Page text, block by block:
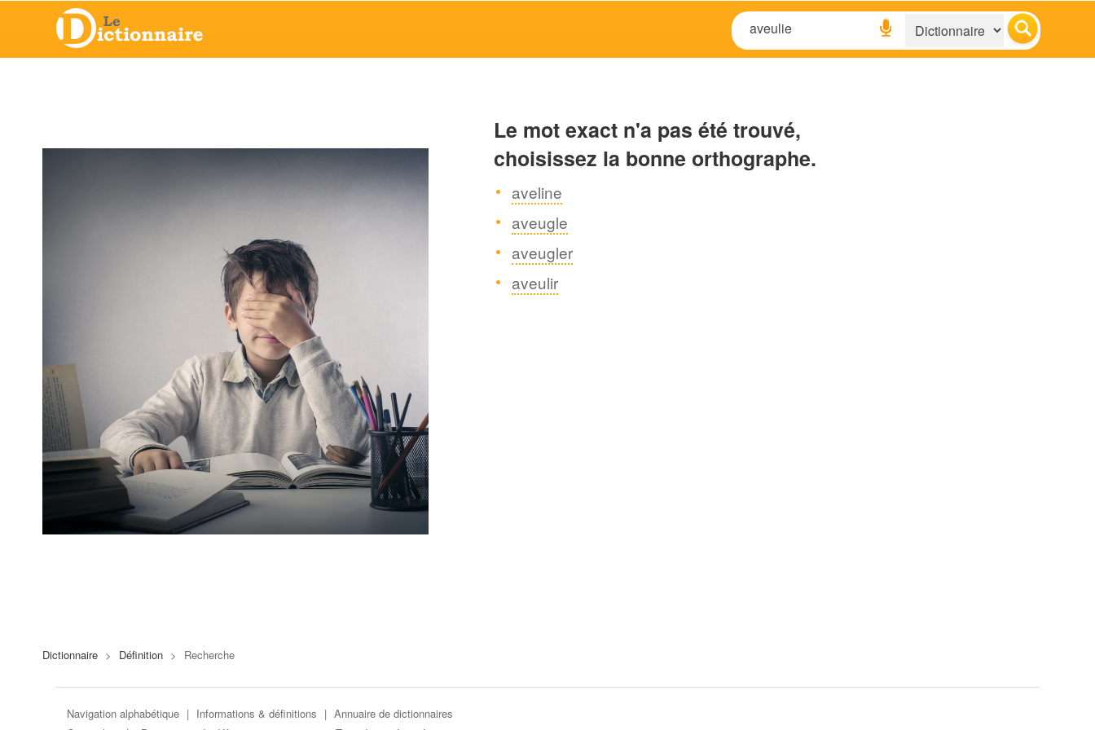
Le mot exact n'a pas été trouvé,
choisissez la bonne orthographe.
aveline
aveugle
aveugler
aveulir
Dictionnaire > Définition > Recherche
Navigation alphabétique | Informations & définitions | Annuaire de dictionnaires